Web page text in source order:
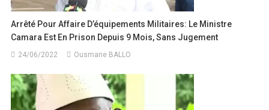
Arrêté Pour Affaire D’équipements Militaires: Le Ministre
Camara Est En Prison Depuis 9 Mois, Sans Jugement
24/06/2022 Ousmane BALLO